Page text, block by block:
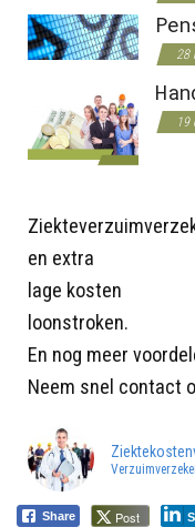
28
19
en extra
lage kosten
loonstroken.
En nog meer
Neem snel contact
Share Post